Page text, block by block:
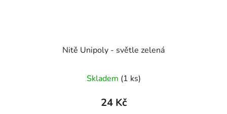
Nitě Unipoly - světle zelená
Skladem (1 ks)
24 Kč